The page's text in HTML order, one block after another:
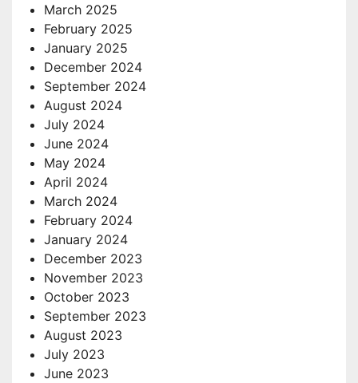
March 2025
February 2025
January 2025
December 2024
September 2024
August 2024
July 2024
June 2024
May 2024
April 2024
March 2024
February 2024
January 2024
December 2023
November 2023
October 2023
September 2023
August 2023
July 2023
June 2023